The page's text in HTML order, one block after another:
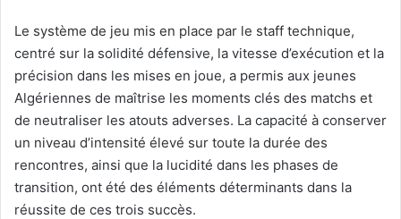
Le système de jeu mis en place par le staff technique,
centré sur la solidité défensive, la vitesse d’exécution et la
précision dans les mises en joue, a permis aux jeunes
Algériennes de maîtrise les moments clés des matchs et
de neutraliser les atouts adverses. La capacité à conserver
un niveau d’intensité élevé sur toute la durée des
rencontres, ainsi que la lucidité dans les phases de
transition, ont été des éléments déterminants dans la
réussite de ces trois succès.